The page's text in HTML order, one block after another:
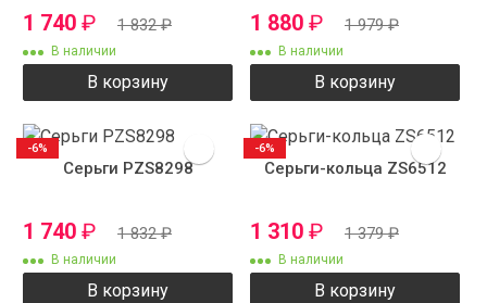
1 740 ₽ 1 832₽
В наличии
В корзину
1 880 ₽ 1 979₽
В наличии
В корзину
Серьги PZS8298
1 740 ₽ 1 832₽
В наличии
В корзину
-6%
Серьги-кольца ZS6512
1 310 ₽ 1 379₽
В наличии
В корзину
-6%